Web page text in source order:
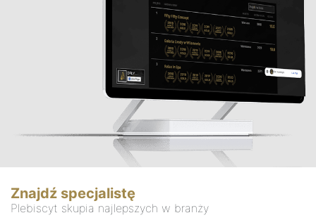
Znajdź specjalistę
Plebiscyt skupia najlepszych w branży